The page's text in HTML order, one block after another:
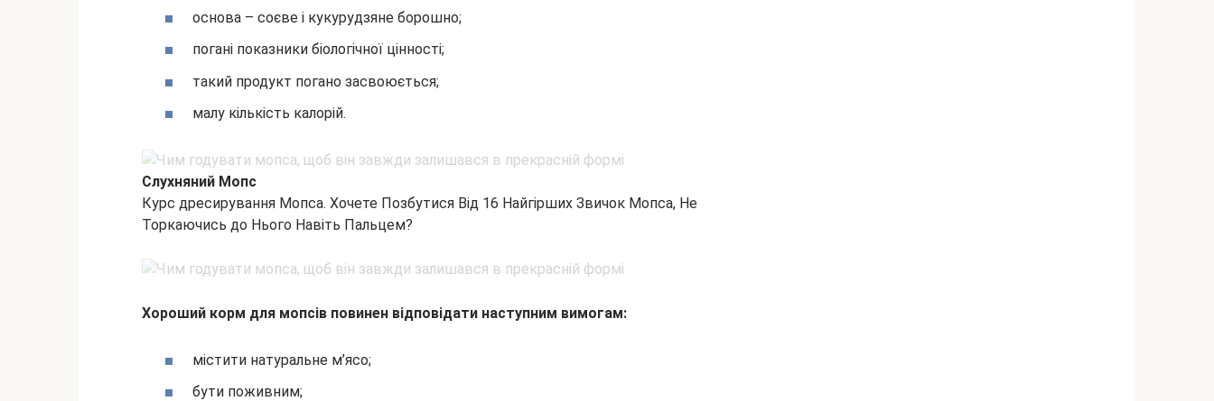
основа – соєве і кукурудзяне борошно;
погані показники біологічної цінності;
такий продукт погано засвоюється;
малу кількість калорій.
Слухняний Мопс
Курс дресирування Мопса. Хочете Позбутися Від 16 Найгірших Звичок Мопса, Не
Торкаючись до Нього Навіть Пальцем?
Хороший корм для мопсів повинен відповідати наступним вимогам:
містити натуральне м’ясо;
бути поживним;